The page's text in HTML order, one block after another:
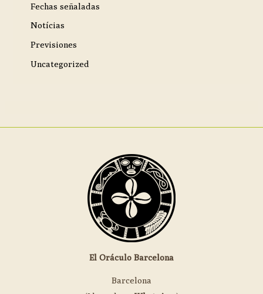
Fechas señaladas
Notícias
Previsiones
Uncategorized
El Oráculo Barcelona
Barcelona